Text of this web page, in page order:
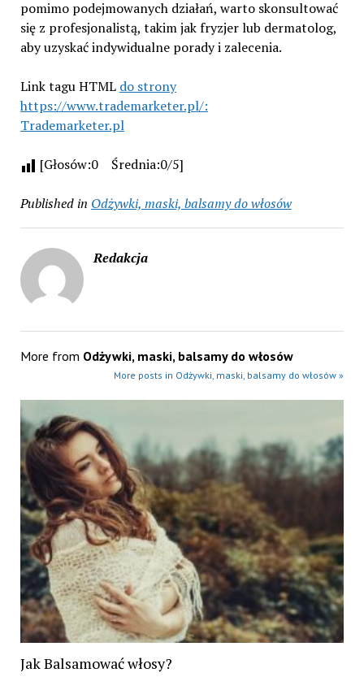
pomimo podejmowanych działań, warto skonsultować
się z profesjonalistą, takim jak fryzjer lub dermatolog,
aby uzyskać indywidualne porady i zalecenia.
Link tagu HTML do strony
https://www.trademarketer.pl/:
Trademarketer.pl
[Głosów:0 Średnia:0/5]
Published in Odżywki, maski, balsamy do włosów
Redakcja
More from Odżywki, maski, balsamy do włosów
More posts in Odżywki, maski, balsamy do włosów »
Jak Balsamować włosy?